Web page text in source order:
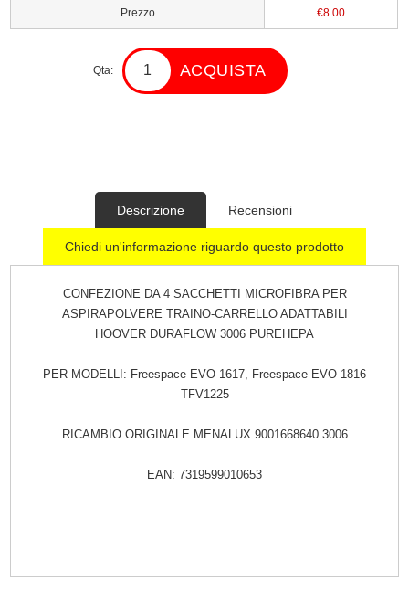
Prezzo €8.00
Qta: ACQUISTA
Descrizione Recensioni
Chiedi un'informazione riguardo questo prodotto
CONFEZIONE DA 4 SACCHETTI MICROFIBRA PER
ASPIRAPOLVERE TRAINO-CARRELLO ADATTABILI
HOOVER DURAFLOW 3006 PUREHEPA
PER MODELLI: Freespace EVO 1617, Freespace EVO 1816
TFV1225
RICAMBIO ORIGINALE MENALUX 9001668640 3006
EAN: 7319599010653